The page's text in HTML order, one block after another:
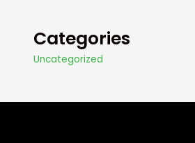
Categories
Uncategorized